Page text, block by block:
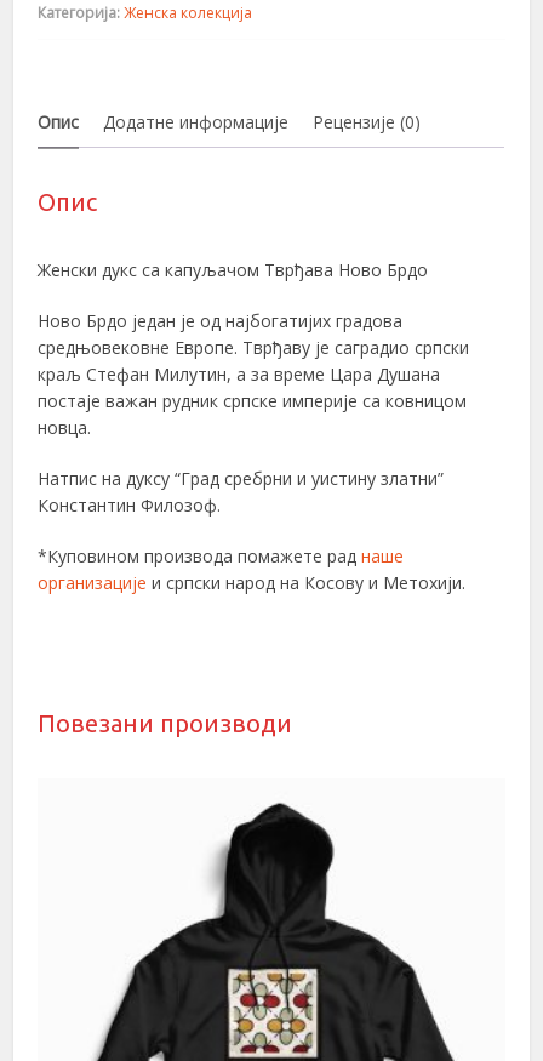
Категорија:Женска колекција
Опис Додатне информације Рецензије (0)
Опис
Женски дукс са капуљачом Тврђава Ново Брдо
Ново Брдо један је од најбогатијих градова
средњовековне Европе. Тврђаву је саградио српски
краљ Стефан Милутин, а за време Цара Душана
постаје важан рудник српске империје са ковницом
новца.
Натпис на дуксу “Град сребрни и уистину златни”
Константин Филозоф.
*Куповином производа помажете раднаше
организацијеи српски народ на Косову и Метохији.
Повезани производи